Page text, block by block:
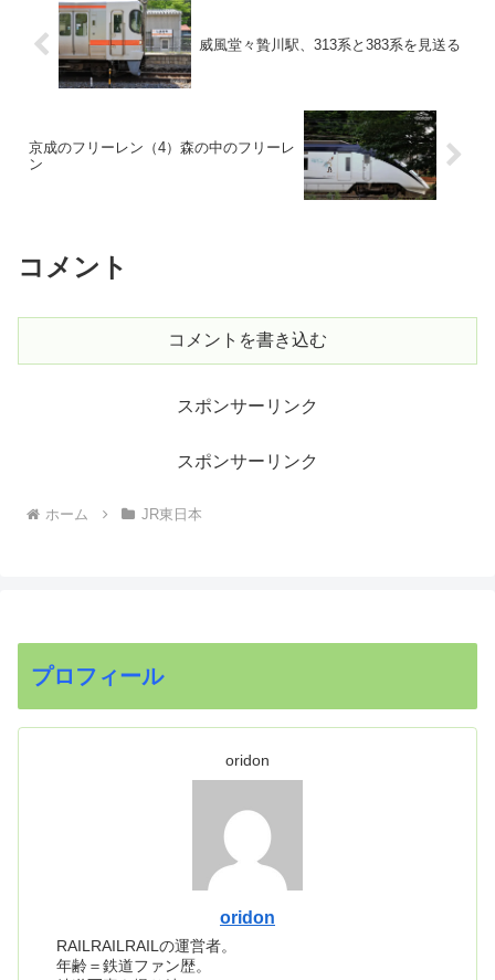
威風堂々贄川駅、313系と383系を見送る
京成のフリーレン（4）森の中のフリーレ
ン
コメント
コメントを書き込む
スポンサーリンク
スポンサーリンク
ホーム JR東日本
プロフィール
oridon
oridon
RAILRAILRAILの運営者。
年齢＝鉄道ファン歴。